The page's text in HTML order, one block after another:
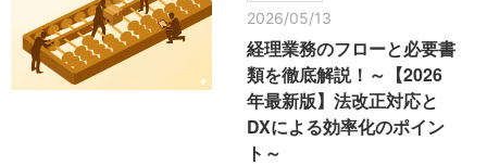
2026/05/13
経理業務のフローと必要書
類を徹底解説！～【2026
年最新版】法改正対応と
DXによる効率化のポイン
ト～